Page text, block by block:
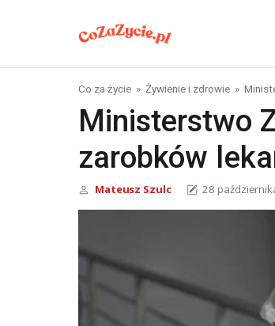
Co za życie » Żywienie i zdrowie »
Ministerstwo
zarobków
Mateusz Szulc 28